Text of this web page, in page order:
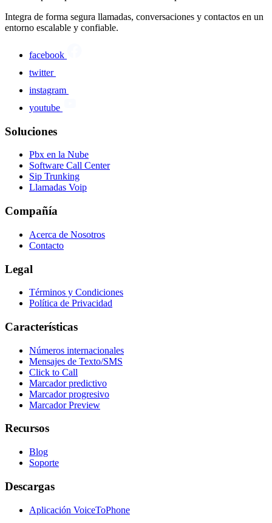
Integra de forma segura llamadas, conversaciones y contactos en un
entorno escalable y confiable.
facebook
twitter
instagram
youtube
Soluciones
Pbx en la Nube
Software Call Center
Sip Trunking
Llamadas Voip
Compañía
Acerca de Nosotros
Contacto
Legal
Términos y Condiciones
Política de Privacidad
Características
Números internacionales
Mensajes de Texto/SMS
Click to Call
Marcador predictivo
Marcador progresivo
Marcador Preview
Recursos
Blog
Soporte
Descargas
Aplicación VoiceToPhone